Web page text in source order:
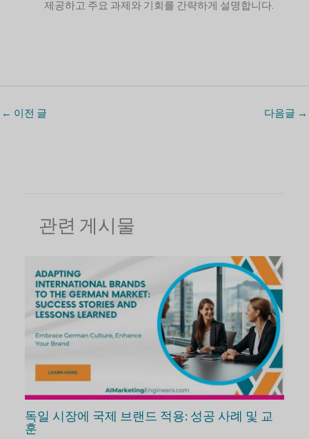
제공하고 주요 과제와 기회를 간략하게 설명합니다.
← 이전 글 다음글 →
관련 게시물
독일 시장에 국제 브랜드 적용: 성공 사례 및 교
훈